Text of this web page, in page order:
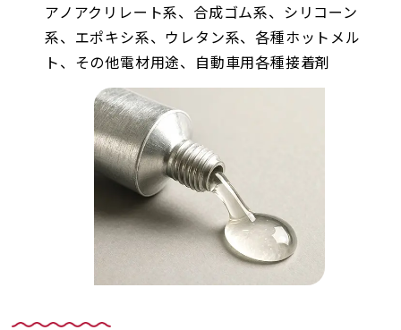
アノアクリレート系、合成ゴム系、シリコーン
系、エポキシ系、ウレタン系、各種ホットメル
ト、その他電材用途、自動車用各種接着剤